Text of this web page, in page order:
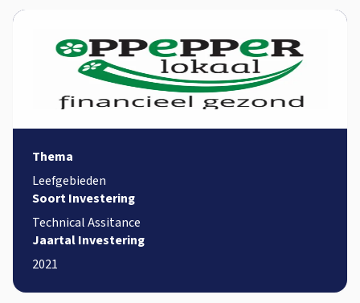
Thema
Leefgebieden
Soort Investering
Technical Assitance
Jaartal Investering
2021